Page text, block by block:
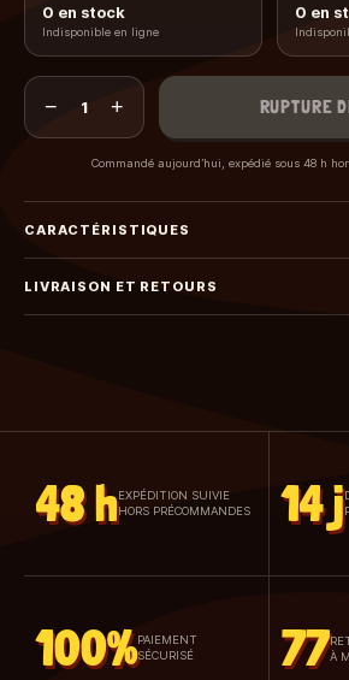
0 en stock
Indisponible en ligne
0 en
− 1 + RUPTURE
Commandé aujourd’hui, expédié sous 48 h
CARACTÉRISTIQUES
LIVRAISON ET RETOURS
48 h EXPÉDITION SUIVIE
HORS PRÉCOMMANDES
14 j
100% PAIEMENT
SÉCURISÉ
77À